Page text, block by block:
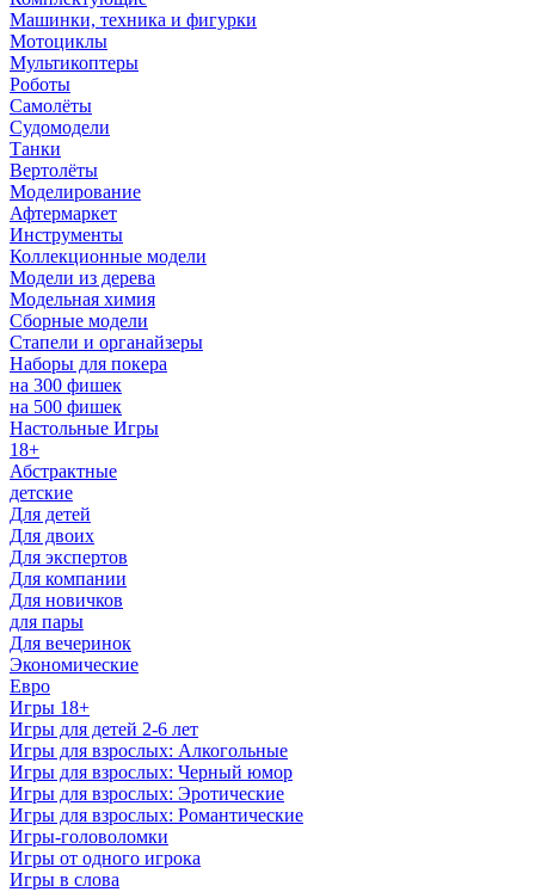
Машинки, техника и фигурки
Мотоциклы
Мультикоптеры
Роботы
Самолёты
Судомодели
Танки
Вертолёты
Моделирование
Афтермаркет
Инструменты
Коллекционные модели
Модели из дерева
Модельная химия
Сборные модели
Стапели и органайзеры
Наборы для покера
на 300 фишек
на 500 фишек
Настольные Игры
18+
Абстрактные
детские
Для детей
Для двоих
Для экспертов
Для компании
Для новичков
для пары
Для вечеринок
Экономические
Евро
Игры 18+
Игры для детей 2-6 лет
Игры для взрослых: Алкогольные
Игры для взрослых: Черный юмор
Игры для взрослых: Эротические
Игры для взрослых: Романтические
Игры-головоломки
Игры от одного игрока
Игры в слова